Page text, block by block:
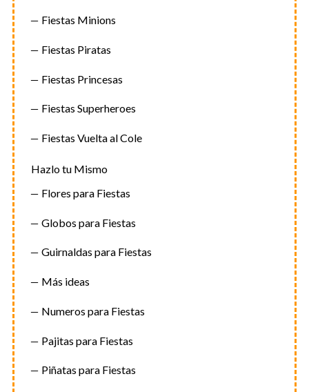
Fiestas Minions
Fiestas Piratas
Fiestas Princesas
Fiestas Superheroes
Fiestas Vuelta al Cole
Hazlo tu Mismo
Flores para Fiestas
Globos para Fiestas
Guirnaldas para Fiestas
Más ideas
Numeros para Fiestas
Pajitas para Fiestas
Piñatas para Fiestas